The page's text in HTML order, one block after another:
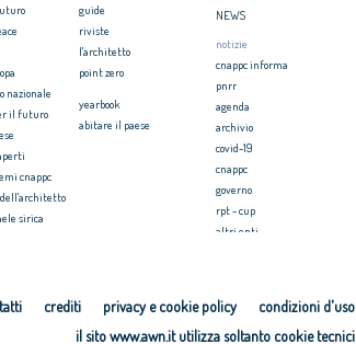
nazionale
il futuro
cnappc
sirica
guide
riviste
l'architetto
point zero
yearbook
abitare il paese
NEWS
notizie
cnappc informa
pnrr
agenda
archivio
covid-19
cnappc
governo
rpt - cup
altri enti
PRESS
comunicati stampa
condizioni d'uso
privacy e cookie policy
crediti
il sito www.awn.it utilizza soltanto cookie tecnici